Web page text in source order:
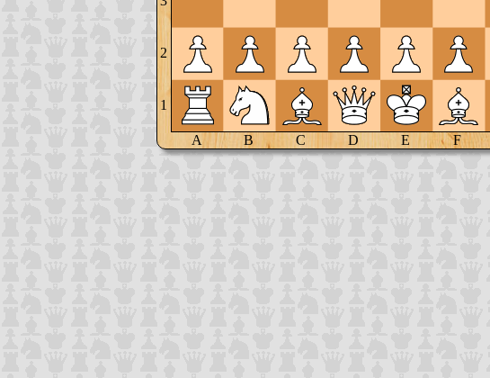
2
1
A B C D E F